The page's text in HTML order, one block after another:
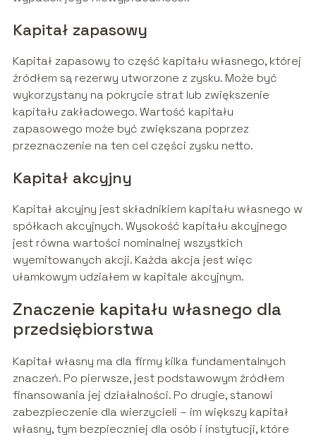
Kapitał zapasowy
Kapitał zapasowy to część kapitału własnego, której
źródłem są rezerwy utworzone z zysku. Może być
wykorzystany na pokrycie strat lub zwiększenie
kapitału zakładowego. Wartość kapitału
zapasowego może być zwiększana poprzez
przeznaczenie na ten cel części zysku netto.
Kapitał akcyjny
Kapitał akcyjny jest składnikiem kapitału własnego w
spółkach akcyjnych. Wysokość kapitału akcyjnego
jest równa wartości nominalnej wszystkich
wyemitowanych akcji. Każda akcja jest więc
ułamkowym udziałem w kapitale akcyjnym.
Znaczenie kapitału własnego dla
przedsiębiorstwa
Kapitał własny ma dla firmy kilka fundamentalnych
znaczeń. Po pierwsze, jest podstawowym źródłem
finansowania jej działalności. Po drugie, stanowi
zabezpieczenie dla wierzycieli – im większy kapitał
własny, tym bezpieczniej dla osób i instytucji, które